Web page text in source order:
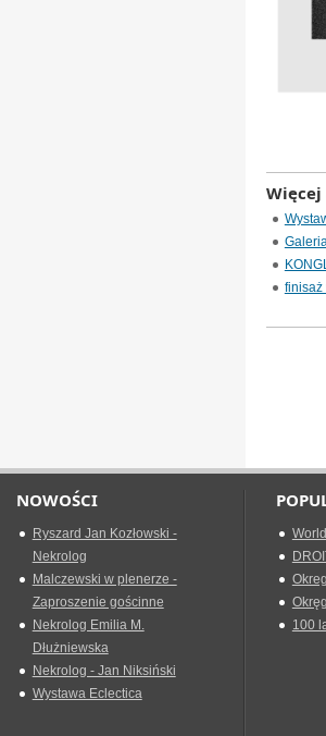
finisaż
NOWOŚCI
Ryszard Jan Kozłowski -
Nekrolog
Malczewski w plenerze -
Zaproszenie gościnne
Nekrolog Emilia M.
Dłużniewska
Nekrolog - Jan Niksiński
Wystawa Eclectica
100